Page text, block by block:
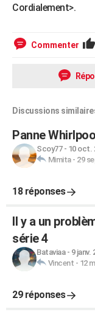
Cordialement>.
Commenter
Discussions
Panne
Scoy77- 10 oct.
Mimita- 29
18 réponses
Il y a un
série 4
Bataviaa- 9 janv.
Vincent - 12
29 réponses